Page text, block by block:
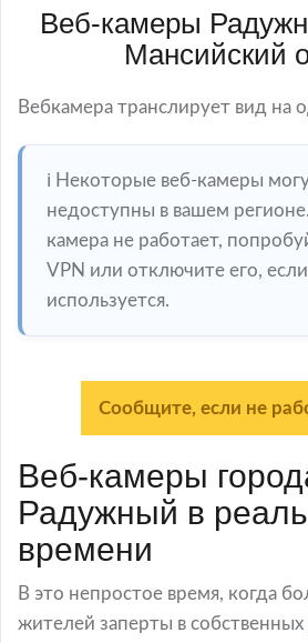
Веб-камеры
Мансийский
Вебкамера транслирует вид на
ℹ️ Некоторые веб-камеры
недоступны в вашем
камера не работает,
VPN или отключите его,
используется.
Сообщите, если не
Веб-камеры
Радужный в
времени
В это непростое время, когда
жителей заперты в собственных